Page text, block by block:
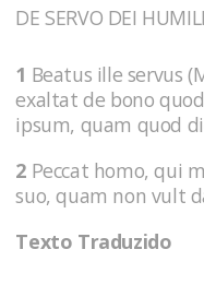
DE SERVO DEI HUMILI
1 Beatus ille servus
exaltat de bono
ipsum, quam quod
2 Peccat homo, qui
suo, quam non vult
Texto Traduzido